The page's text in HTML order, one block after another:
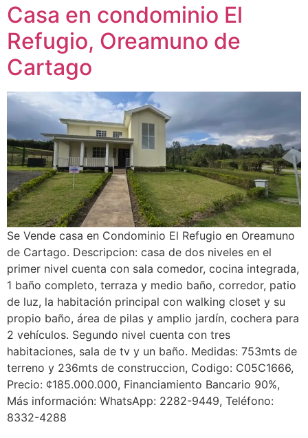
Casa en condominio El
Refugio, Oreamuno de
Cartago
Se Vende casa en Condominio El Refugio en Oreamuno
de Cartago. Descripcion: casa de dos niveles en el
primer nivel cuenta con sala comedor, cocina integrada,
1 baño completo, terraza y medio baño, corredor, patio
de luz, la habitación principal con walking closet y su
propio baño, área de pilas y amplio jardín, cochera para
2 vehículos. Segundo nivel cuenta con tres
habitaciones, sala de tv y un baño. Medidas: 753mts de
terreno y 236mts de construccion, Codigo: C05C1666,
Precio: ¢185.000.000, Financiamiento Bancario 90%,
Más información: WhatsApp: 2282-9449, Teléfono:
8332-4288